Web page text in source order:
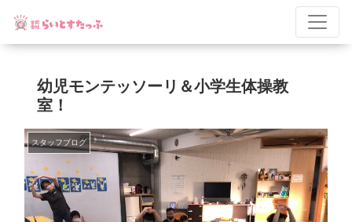
幼児モンテッソーリ＆小学生体操教
室！
スタッフブログ